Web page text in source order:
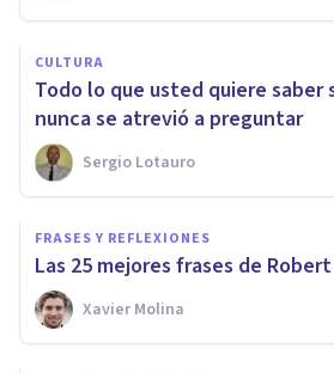
CULTURA
Todo lo que usted quiere saber
nunca se atrevió a preguntar
Sergio Lotauro
FRASES Y REFLEXIONES
Las 25 mejores frases de
Xavier Molina